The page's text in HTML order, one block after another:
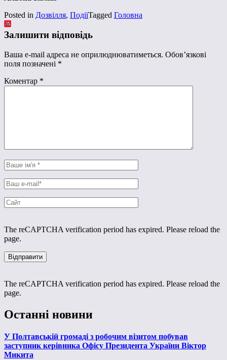
Posted in Дозвілля, ПодіїTagged Головна
Залишити відповідь
Ваша e-mail адреса не оприлюднюватиметься. Обов’язкові
поля позначені *
Коментар *
The reCAPTCHA verification period has expired. Please reload the
page.
The reCAPTCHA verification period has expired. Please reload the
page.
Останні новини
У Полтавській громаді з робочим візитом побував
заступник керівника Офісу Президента України Віктор
Микита